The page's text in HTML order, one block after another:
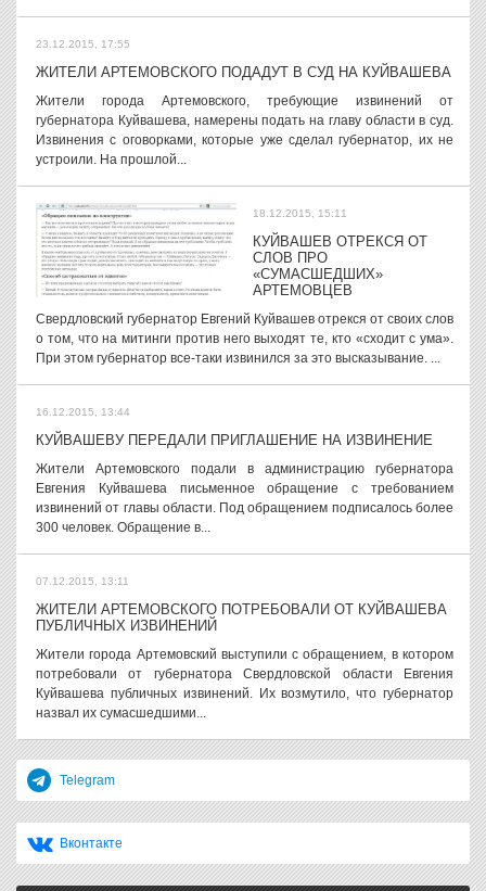
23.12.2015, 17:55
ЖИТЕЛИ АРТЕМОВСКОГО ПОДАДУТ В СУД НА КУЙВАШЕВА
Жители города Артемовского, требующие извинений от
губернатора Куйвашева, намерены подать на главу области в суд.
Извинения с оговорками, которые уже сделал губернатор, их не
устроили. На прошлой...
18.12.2015, 15:11
КУЙВАШЕВ ОТРЕКСЯ ОТ
СЛОВ ПРО
«СУМАСШЕДШИХ»
АРТЕМОВЦЕВ
Свердловский губернатор Евгений Куйвашев отрекся от своих слов
о том, что на митинги против него выходят те, кто «сходит с ума».
При этом губернатор все-таки извинился за это высказывание. ...
16.12.2015, 13:44
КУЙВАШЕВУ ПЕРЕДАЛИ ПРИГЛАШЕНИЕ НА ИЗВИНЕНИЕ
Жители Артемовского подали в администрацию губернатора
Евгения Куйвашева письменное обращение с требованием
извинений от главы области. Под обращением подписалось более
300 человек. Обращение в...
07.12.2015, 13:11
ЖИТЕЛИ АРТЕМОВСКОГО ПОТРЕБОВАЛИ ОТ КУЙВАШЕВА
ПУБЛИЧНЫХ ИЗВИНЕНИЙ
Жители города Артемовский выступили с обращением, в котором
потребовали от губернатора Свердловской области Евгения
Куйвашева публичных извинений. Их возмутило, что губернатор
назвал их сумасшедшими...
Telegram
Вконтакте